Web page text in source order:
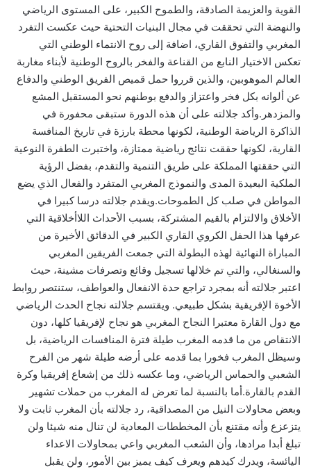
القوية والعزيمة الصادقة، والطموح الكبير، على المستوى الرياضي
والنهضة التي تحققت في مجال البنيات التحتية حيث عكست التفرد
المغربي والتفوق القاري، اضافة إلى روح الانتماء الوطني التي
تعكس الاختيار النابع من القناعة والفخر بالروح الوطنية لأبناء مغاربة
العالم الموهوبين، والذين قرروا حمل قميص الفريق الوطني والدفاع
عن ألوانه بكل فخر واعتزاز والدفع بوطنهم نحو المستقبل المشع
والمزدهر.وأكد جلالته على أن هذه الدورة ستبقى محفورة في
الذاكرة الرياضة الوطنية، لكونها محطة بارزة في تاريخ المنافسة
القارية، لكونها حققت نتائج رياضية ممتازة، واختبرت الطفرة النوعية
التي حققتها المملكة على طريق التنمية والتقدم، بفضل الرؤية
الملكية البعيدة المدى والنموذج المغربي المتفرد والفعال الذي يضع
المواطن في صلب كل الطموحات.ويقدم جلالته درسا كبيرا في
الأخلاق والالتزام بالقيم المشتركة، بسبب الأحداث اللاأخلاقية التي
عرفها هذا الحفل الكروي القاري الكبير في الدقائق الأخيرة من
المباراة النهائية لهذه البطولة التي جمعت الفريقين المغربي
والسنغالي، والتي تم خلالها تسجيل وقائع وتصرفات مشينة، حيث
اعتبر جلالته أنه بمجرد تراجع حدة الانفعال والعواطف، ستنتصر روابط
الأخوة الإفريقية بشكل طبيعي. ويقتسم جلالته نجاح الحدث الرياضي
مع دول القارة معتبرا النجاح المغربي هو نجاح لإفريقيا كلها، دون
الانتقاص من ما قدمه المغرب طيلة فترة المنافسات الرياضية، بل
وسيظل المغرب فخورا بما قدمه على أرضه طيلة شهر من الفرح
الشعبي والحماس الرياضي، وما عكسه ذلك من إشعاع إفريقيا وكرة
القدم بالقارة.أما بالنسبة لما تعرض له المغرب من حملات تشهير
وبعض محاولات النيل من المصداقية، رد جلالته بأن المغرب ثابت ولا
يتزعزع وأنه مقتنع بأن المخططات المعادية لن تنال منه شيئا ولن
تبلغ أبدا مرادها، وأن الشعب المغربي واعي بمحاولات الاعداء
اليائسة، ويدرك كيدهم ويعرف كيف يميز بين الأمور، ولن يقبل